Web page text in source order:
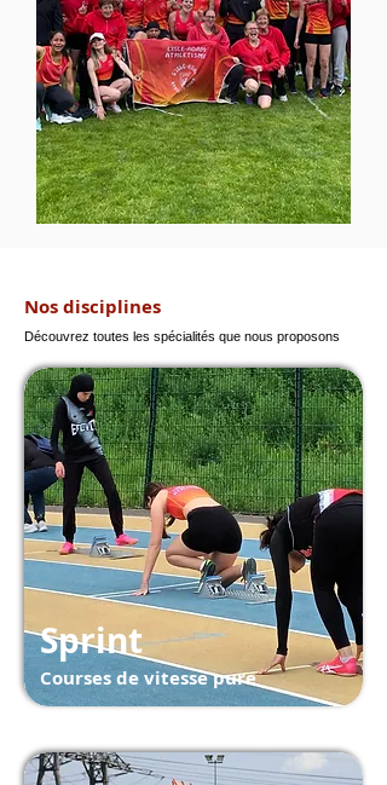
Nos disciplines
Découvrez toutes les spécialités que nous proposons
Sprint
Courses de vitesse pure